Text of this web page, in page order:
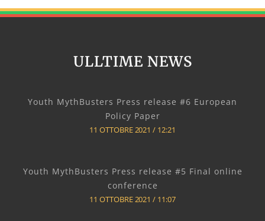
ULLTIME NEWS
Youth MythBusters Press release #6 European
Policy Paper
11 OTTOBRE 2021 12:21
Youth MythBusters Press release #5 Final online
conference
11 OTTOBRE 2021 11:07